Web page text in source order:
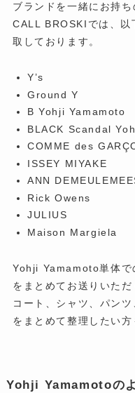
ブランドを一緒にお持
CALL BROSKIでは、以
取しております。
Y’s
Ground Y
B Yohji Yamamoto
BLACK Scandal
COMME des
ISSEY MIYAKE
ANN
Rick Owens
JULIUS
Maison Margiela
Yohji Yamamoto単体で
をまとめてお送りいた
コート、シャツ、パン
をまとめて整理したい方
Yohji Yamamotoの